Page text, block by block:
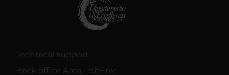
Technical support
Back office Area - dbErw